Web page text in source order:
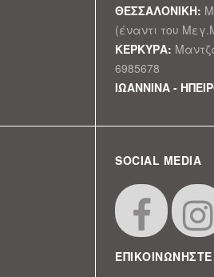
ΘΕΣΣΑΛΟΝΙΚΗ:
(έναντι του
ΚΕΡΚΥΡΑ:
6985678
ΙΩΑΝΝΙΝΑ -
SOCIAL MEDIA